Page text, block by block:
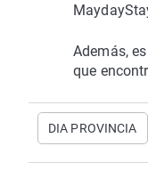
Además,
que
DIA PROVINCIA